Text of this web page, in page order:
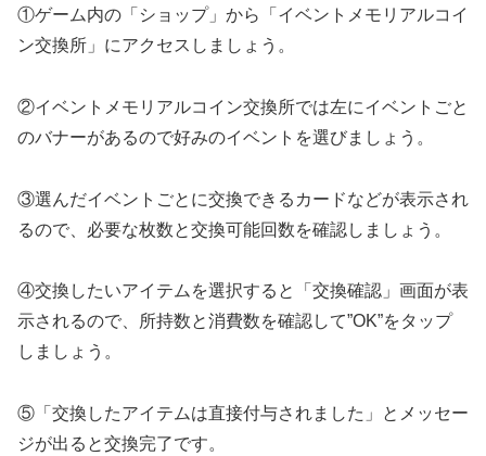
①ゲーム内の「ショップ」から「イベントメモリアルコイ
ン交換所」にアクセスしましょう。
②イベントメモリアルコイン交換所では左にイベントごと
のバナーがあるので好みのイベントを選びましょう。
③選んだイベントごとに交換できるカードなどが表示され
るので、必要な枚数と交換可能回数を確認しましょう。
④交換したいアイテムを選択すると「交換確認」画面が表
示されるので、所持数と消費数を確認して”OK”をタップ
しましょう。
⑤「交換したアイテムは直接付与されました」とメッセー
ジが出ると交換完了です。